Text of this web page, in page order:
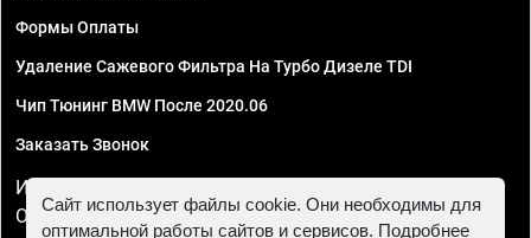
Формы Оплаты
Удаление Сажевого Фильтра На Турбо Дизеле TDI
Чип Тюнинг BMW После 2020.06
Заказать Звонок
ИП Смирнов Георгий Павлович. ИНН 781302555843,
ОГРНИП 324470400032610
Сайт использует файлы cookie. Они необходимы для
оптимальной работы сайтов и сервисов. Подробнее